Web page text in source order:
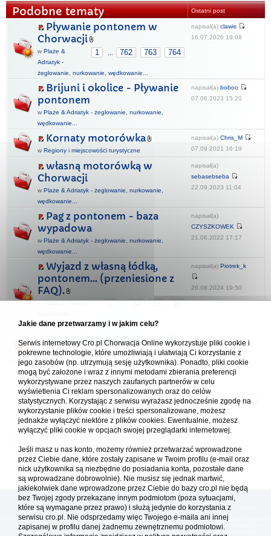
Podobne tematy Ostatni post
Pływanie pontonem w
Chorwacji
1 ... 762 763 764
w Plaże &
Adriatyk -
żeglowanie, nurkowanie, wędkowanie...
napisał(a) clawis
16.07.2026 19:08
Brijuni i okolice - Pływanie
pontonem
w Plaże & Adriatyk - żeglowanie, nurkowanie,
wędkowanie...
napisał(a) boboo
07.06.2023 15:20
Kornaty motorówka
w Regiony i miejscowości turystyczne
napisał(a) Chris_M
07.09.2021 16:19
własną motorówką w
Chorwacji
w Plaże & Adriatyk - żeglowanie, nurkowanie,
wędkowanie...
napisał(a)
sebasebseba
22.09.2023 11:04
Pag z pontonem - baza
wypadowa
w Plaże & Adriatyk - żeglowanie, nurkowanie,
wędkowanie...
napisał(a)
CZYSZKOWEK
21.06.2022 17:17
Wyjazd z własną łódką,
pontonem... (przeniesione z
FAQ).
wPlaże & Adriatyk -
nurkowanie, wędkowanie...
napisał(a) Piotrek_k
26.08.2024 19:50
Siódmy raz w Stronę Grecji.
1 ... 12 13 14
wGrecja - Ελλάδα
napisał(a) 599
17.10.2021 22:33
Forum Chorwacja Online - Cro.pl
Usuń ciasteczka• Strefa czasowa: UTC + 1 (Polska - czas zimowy) [ DST
[reklama ] [
Platforma cro.pl© Chorwacja online™ wykorzystuje cookies do prawidłowego działania, te pliki
gromadzą na Twoim komputerze dane ułatwiające korzystanie z serwisu; więcej informacji w
Jakie dane przetwarzamy i w jakim celu?
Serwis internetowy Cro.pl Chorwacja Online wykorzystuje pliki cookie i
pokrewne technologie, które umożliwiają i ułatwiają Ci korzystanie z
jego zasobów (np. utrzymują sesję użytkownika). Ponadto, pliki cookie
mogą być założone i wraz z innymi metodami zbierania preferencji
wykorzystywane przez naszych zaufanych partnerów w celu
wyświetlenia Ci reklam spersonalizowanych oraz do celów
statystycznych. Korzystając z serwisu wyrażasz jednocześnie zgodę na
wykorzystanie plików cookie i treści spersonalizowane, możesz
jednakże wyłączyć niektóre z plików cookies. Ewentualnie, możesz
wyłączyć pliki cookie w opcjach swojej przeglądarki internetowej.
Jeśli masz u nas konto, możemy również przetwarzać wprowadzone
przez Ciebie dane, które zostały zapisane w Twoim profilu (e-mail oraz
nick użytkownika są niezbędne do posiadania konta, pozostałe dane
są wprowadzane dobrowolnie). Nie musisz się jednak martwić,
jakiekolwiek dane wprowadzone przez Ciebie do bazy cro.pl nie będą
bez Twojej zgody przekazane innym podmiotom (poza sytuacjami,
które są wymagane przez prawo) i służą jedynie do korzystania z
serwisu cro.pl. Nie odsprzedamy więc Twojego e-maila ani innej
zapisanej w profilu danej żadnemu zewnętrznemu podmiotowi.